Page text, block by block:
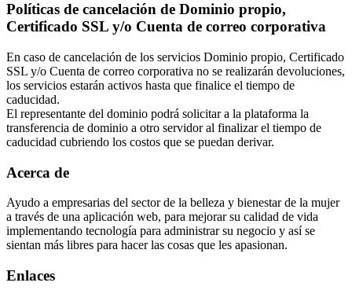
Políticas de cancelación de Dominio propio,
Certificado SSL y/o Cuenta de correo corporativa
En caso de cancelación de los servicios Dominio propio, Certificado
SSL y/o Cuenta de correo corporativa no se realizarán devoluciones,
los servicios estarán activos hasta que finalice el tiempo de
caducidad.
El representante del dominio podrá solicitar a la plataforma la
transferencia de dominio a otro servidor al finalizar el tiempo de
caducidad cubriendo los costos que se puedan derivar.
Acerca de
Ayudo a empresarias del sector de la belleza y bienestar de la mujer
a través de una aplicación web, para mejorar su calidad de vida
implementando tecnología para administrar su negocio y así se
sientan más libres para hacer las cosas que les apasionan.
Enlaces